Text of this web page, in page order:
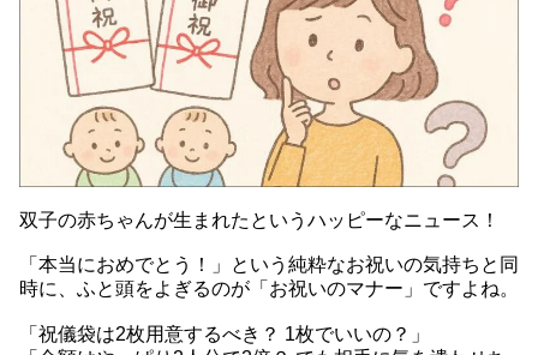
双子の赤ちゃんが生まれたというハッピーなニュース！
「本当におめでとう！」という純粋なお祝いの気持ちと同
時に、ふと頭をよぎるのが「お祝いのマナー」ですよね。
「祝儀袋は2枚用意するべき？ 1枚でいいの？」